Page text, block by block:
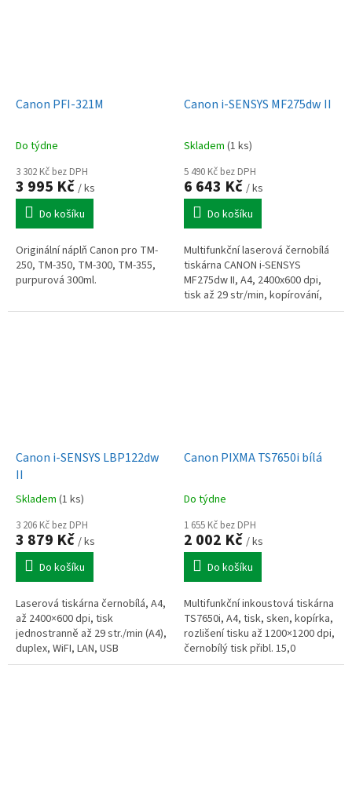
Canon PFI-321M
Do týdne
3 302 Kč bez DPH
3 995 Kč / ks
Do košíku
Originální náplň Canon pro TM-
250, TM-350, TM-300, TM-355,
purpurová 300ml.
Canon i-SENSYS MF275dw II
Skladem (1 ks)
5 490 Kč bez DPH
6 643 Kč / ks
Do košíku
Multifunkční laserová černobílá
tiskárna CANON i-SENSYS
MF275dw II, A4, 2400x600 dpi,
tisk až 29 str/min, kopírování,
barevný skener 600x600 dpi,
Canon i-SENSYS LBP122dw
II
Skladem (1 ks)
3 206 Kč bez DPH
3 879 Kč / ks
Do košíku
Laserová tiskárna černobílá, A4,
až 2400×600 dpi, tisk
jednostranně až 29 str./min (A4),
duplex, WiFI, LAN, USB
Canon PIXMA TS7650i bílá
Do týdne
1 655 Kč bez DPH
2 002 Kč / ks
Do košíku
Multifunkční inkoustová tiskárna
TS7650i, A4, tisk, sken, kopírka,
rozlišení tisku až 1200×1200 dpi,
černobílý tisk přibl. 15,0
obr./min, barevný tisk přibl. 10